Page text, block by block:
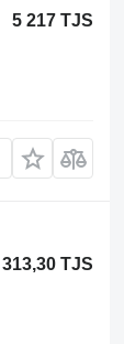
5 217 TJS
313,30 TJS